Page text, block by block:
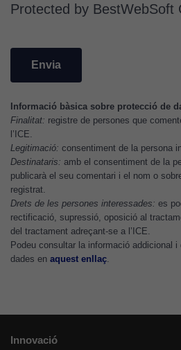
Protected by BestWebSoft
Informació bàsica sobre protecció de
Finalitat: registre de persones que
l’ICE.
Legitimació: consentiment de la persona
Destinataris: amb el consentiment de la
publicarà el seu comentari i el nom o
registrat.
Drets de les persones interessades: es
rectificació, supressió, oposició al
del tractament adreçant-se a l’ICE.
Podeu consultar la informació addicional
dades en aquest enllaç
Innovació